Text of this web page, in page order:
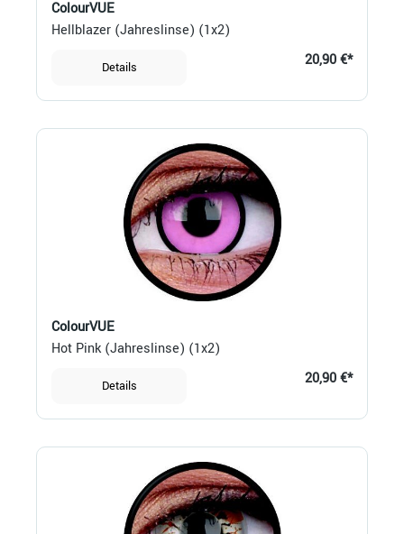
ColourVUE
Hellblazer (Jahreslinse) (1x2)
Details 20,90 €*
ColourVUE
Hot Pink (Jahreslinse) (1x2)
Details 20,90 €*